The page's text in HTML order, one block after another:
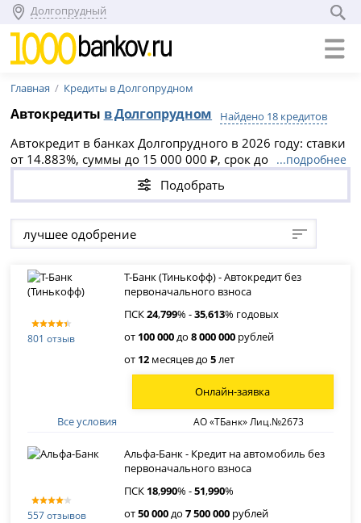
Долгопрудный
Главная Кредиты в Долгопрудном
Автокредиты в Долгопрудном Найдено 18 кредитов
Автокредит в банках Долгопрудного в 2026 году: ставки
от 14.883%, суммы до 15 000 000 ₽, срок до 5 лет.
Выберите выгодное предложение на новый или
подержанный авто, оформите онлайн-заявку и
получите одобрение уже сегодня. Доступны кредиты без
первоначального взноса и рефинансирование ранее
взятых займов.
...подробнее
Подобрать
лучшее одобрение
801 отзыв
Т-Банк (Тинькофф) - Автокредит без
первоначального взноса
ПСК24,799% -35,613% годовых
от 100 000до8 000 000 рублей
от 12 месяцев до5лет
Все условия АО «ТБанк» Лиц.№2673
Онлайн-заявка
557 отзывов
Альфа-Банк - Кредит на автомобиль без
первоначального взноса
ПСК 18,990% -51,990%
от50 000до7 500 000 рублей